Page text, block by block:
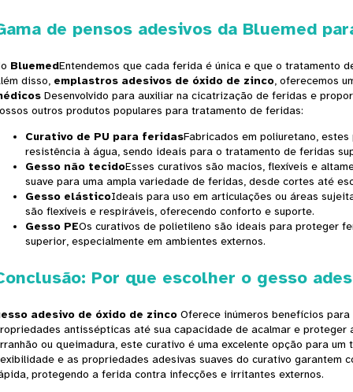
de pensos adesivos da Bluemed
BluemedEntendemos que cada ferida é única e que o tratamento
disso, emplastros adesivos de óxido de zinco, oferecemos
Desenvolvido para auxiliar na cicatrização de feridas e
outros produtos populares para tratamento de feridas:
Curativo de PU para feridasFabricados em poliuretano,
resistência à água, sendo ideais para o tratamento de feridas
Gesso não tecidoEsses curativos são macios, flexíveis e
suave para uma ampla variedade de feridas, desde cortes até
Gesso elásticoIdeais para uso em articulações ou áreas
são flexíveis e respiráveis, oferecendo conforto e suporte.
Gesso PEOs curativos de polietileno são ideais para proteger
superior, especialmente em ambientes externos.
Por que escolher o gesso
adesivo de óxido de zinco Oferece inúmeros benefícios
antissépticas até sua capacidade de acalmar e proteger
ou queimadura, este curativo é uma excelente opção para
e as propriedades adesivas suaves do curativo garantem
protegendo a ferida contra infecções e irritantes externos.